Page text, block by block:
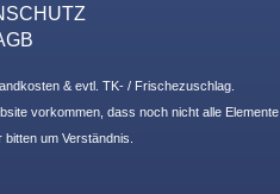
& evtl. TK- / Frischezuschlag.
vorkommen, dass noch nicht alle Elemente
um Verständnis.